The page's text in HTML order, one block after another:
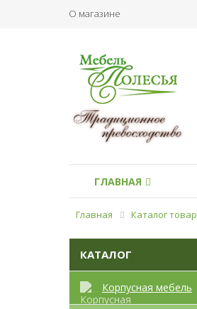
О магазине
ГЛАВНАЯ
Главная Каталог
КАТАЛОГ
Корпусная мебель